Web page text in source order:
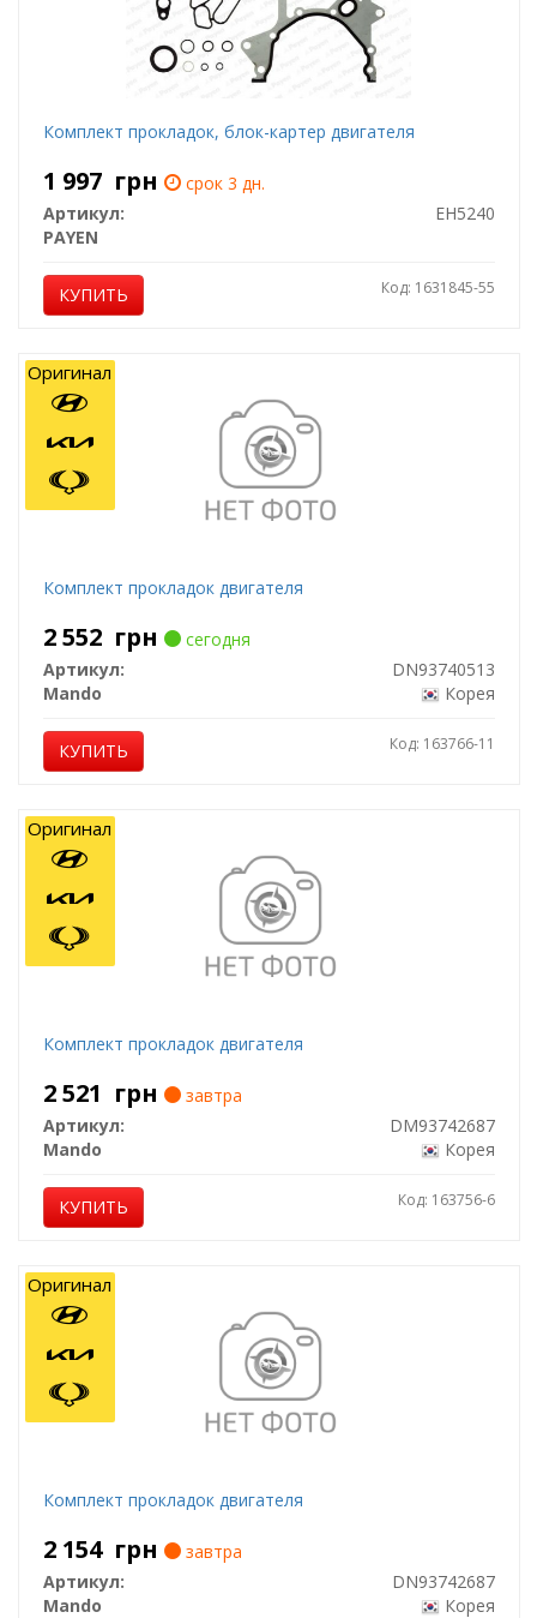
Комплект прокладок, блок-картер двигателя
1 997 грн
срок 3 дн.
Артикул:
EH5240
PAYEN
КУПИТЬ Код: 1631845-55
Комплект прокладок двигателя
2 552 грн
сегодня
Артикул:
DN93740513
Mando
Корея
КУПИТЬ Код: 163766-11
Оригинал
Комплект прокладок двигателя
2 521 грн
завтра
Артикул:
DM93742687
Mando
Корея
КУПИТЬ Код: 163756-6
Оригинал
Комплект прокладок двигателя
2 154 грн
завтра
Артикул:
DN93742687
Mando
Корея
Оригинал